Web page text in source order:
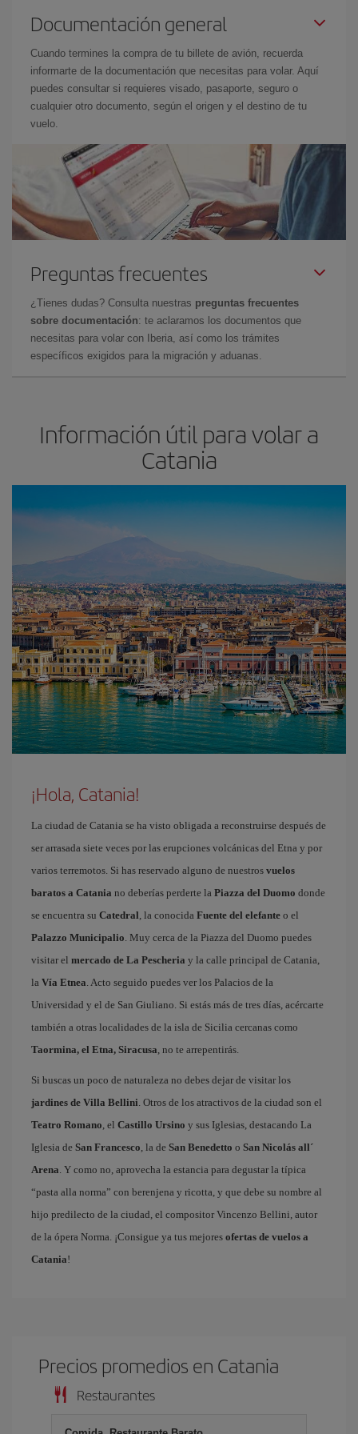
Documentación general
Cuando termines la compra de tu billete de avión, recuerda
informarte de la documentación que necesitas para volar. Aquí
puedes consultar si requieres visado, pasaporte, seguro o
cualquier otro documento, según el origen y el destino de tu
vuelo.
Preguntas frecuentes
¿Tienes dudas? Consulta nuestras preguntas frecuentes
sobre documentación: te aclaramos los documentos que
necesitas para volar con Iberia, así como los trámites
específicos exigidos para la migración y aduanas.
Información útil para volar a
Catania
¡Hola, Catania!
La ciudad de Catania se ha visto obligada a reconstruirse después de
ser arrasada siete veces por las erupciones volcánicas del Etna y por
varios terremotos. Si has reservado alguno de nuestros vuelos
baratos a Catania no deberías perderte la Piazza del Duomo donde
se encuentra su Catedral, la conocida Fuente del elefante o el
Palazzo Municipalio. Muy cerca de la Piazza del Duomo puedes
visitar el mercado de La Pescheria y la calle principal de Catania,
la Vía Etnea. Acto seguido puedes ver los Palacios de la
Universidad y el de San Giuliano. Si estás más de tres días, acércarte
también a otras localidades de la isla de Sicilia cercanas como
Taormina, el Etna, Siracusa, no te arrepentirás.
Si buscas un poco de naturaleza no debes dejar de visitar los
jardines de Villa Bellini. Otros de los atractivos de la ciudad son el
Teatro Romano, el Castillo Ursino y sus Iglesias, destacando La
Iglesia de San Francesco, la de San Benedetto o San Nicolás all´
Arena. Y como no, aprovecha la estancia para degustar la típica
“pasta alla norma” con berenjena y ricotta, y que debe su nombre al
hijo predilecto de la ciudad, el compositor Vincenzo Bellini, autor
de la ópera Norma. ¡Consigue ya tus mejores ofertas de vuelos a
Catania!
Precios promedios en Catania
Restaurantes